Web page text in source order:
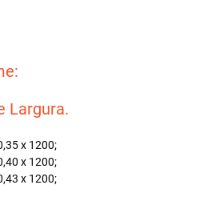
Largura.
x 1200;
x 1200;
x 1200;